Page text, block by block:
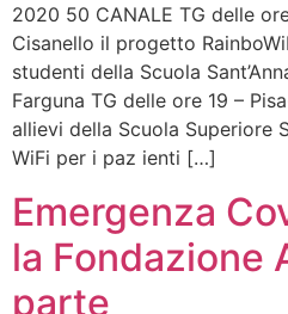
2020 50 CANALE TG delle
Cisanello il progetto
studenti della Scuola
Farguna TG delle ore 19 –
allievi della Scuola Superiore
WiFi per i paz ienti […]
Emergenza
la Fondazione
parte